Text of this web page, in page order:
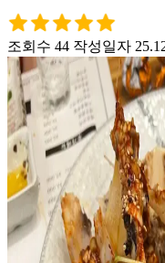
조회수 44 작성일자